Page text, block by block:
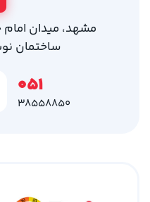
ساختمان
051
38558850